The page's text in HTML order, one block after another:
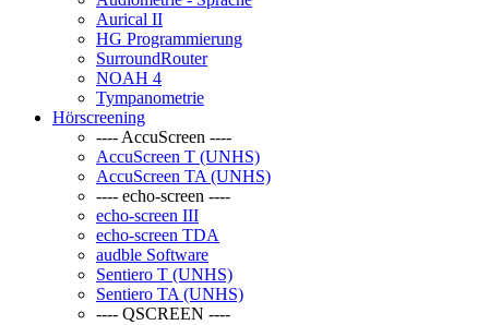
Aurical II
HG Programmierung
SurroundRouter
NOAH 4
Tympanometrie
Hörscreening
---- AccuScreen ----
AccuScreen T (UNHS)
AccuScreen TA (UNHS)
---- echo-screen ----
echo-screen III
echo-screen TDA
audble Software
Sentiero T (UNHS)
Sentiero TA (UNHS)
---- QSCREEN ----